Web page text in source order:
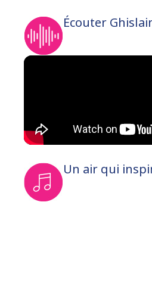
Écouter
Un air qui